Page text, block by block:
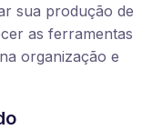
sua produção de
as ferramentas
organização e